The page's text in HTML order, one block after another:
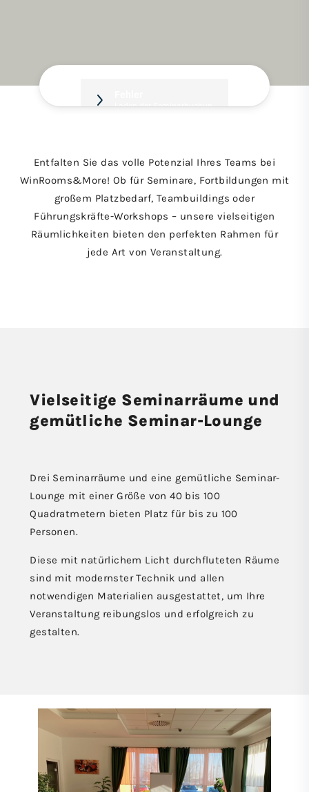
Entfalten Sie das volle Potenzial Ihres Teams bei
WinRooms&More! Ob für Seminare, Fortbildungen mit
großem Platzbedarf, Teambuildings oder
Führungskräfte-Workshops – unsere vielseitigen
Räumlichkeiten bieten den perfekten Rahmen für
jede Art von Veranstaltung.
Vielseitige Seminar­räume und
gemütliche Seminar-Lounge
Drei Seminarräume und eine gemütliche Seminar-
Lounge mit einer Größe von 40 bis 100
Quadratmetern bieten Platz für bis zu 100
Personen.
Diese mit natürlichem Licht durchfluteten Räume
sind mit modernster Technik und allen
notwendigen Materialien ausgestattet, um Ihre
Veranstaltung reibungslos und erfolgreich zu
gestalten.